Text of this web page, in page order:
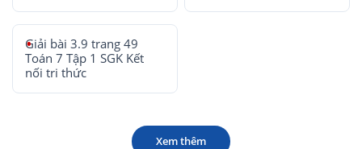
Giải bài 3.9 trang 49
Toán 7 Tập 1 SGK Kết
nối tri thức
Xem thêm